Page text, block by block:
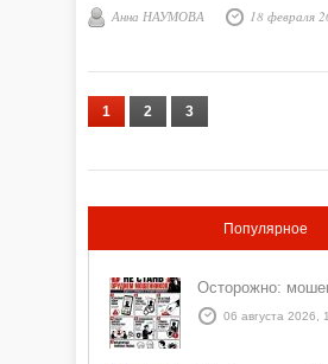
Анна НАУМОВА 18 февраля
1 2 3
Популярное
Осторожно:
06 августа 2026,